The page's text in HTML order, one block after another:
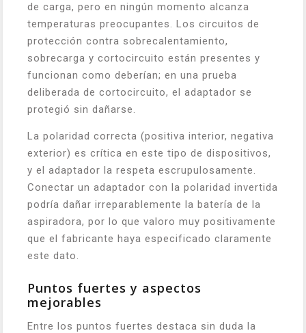
de carga, pero en ningún momento alcanza
temperaturas preocupantes. Los circuitos de
protección contra sobrecalentamiento,
sobrecarga y cortocircuito están presentes y
funcionan como deberían; en una prueba
deliberada de cortocircuito, el adaptador se
protegió sin dañarse.
La polaridad correcta (positiva interior, negativa
exterior) es crítica en este tipo de dispositivos,
y el adaptador la respeta escrupulosamente.
Conectar un adaptador con la polaridad invertida
podría dañar irreparablemente la batería de la
aspiradora, por lo que valoro muy positivamente
que el fabricante haya especificado claramente
este dato.
Puntos fuertes y aspectos
mejorables
Entre los puntos fuertes destaca sin duda la